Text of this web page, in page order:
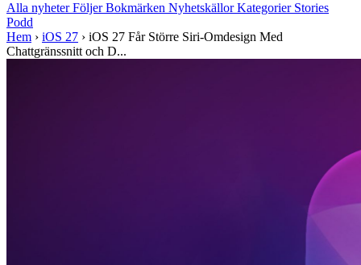
Alla nyheterFöljerBokmärken NyhetskällorKategorier Stories
Podd
Hem › iOS 27 › iOS 27 Får Större Siri-Omdesign Med
Chattgränssnitt och D...